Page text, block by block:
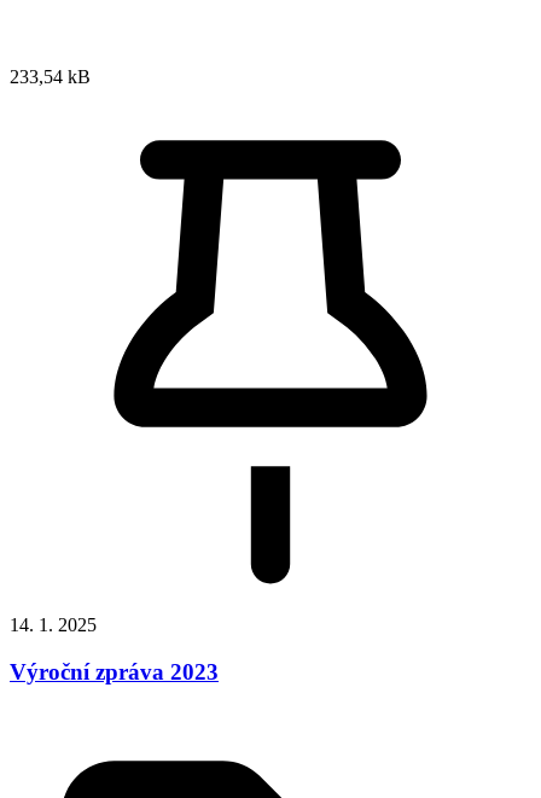
233,54 kB
14. 1. 2025
Výroční zpráva 2023